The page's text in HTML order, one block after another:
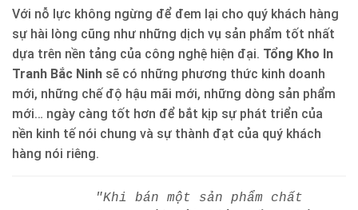
Với nỗ lực không ngừng để đem lại cho quý khách hàng
sự hài lòng cũng như những dịch vụ sản phẩm tốt nhất
dựa trên nền tảng của công nghệ hiện đại. Tổng Kho In
Tranh Bắc Ninh sẽ có những phương thức kinh doanh
mới, những chế độ hậu mãi mới, những dòng sản phẩm
mới… ngày càng tốt hơn để bắt kịp sự phát triển của
nền kinh tế nói chung và sự thành đạt của quý khách
hàng nói riêng.
"Khi bán một sản phẩm chất